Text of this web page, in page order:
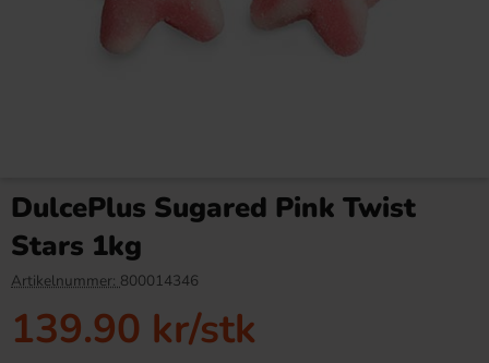
Köp
DulcePlus Sugared Pink Twist
Stars 1kg
Artikelnummer: 800014346
139.90 kr/stk